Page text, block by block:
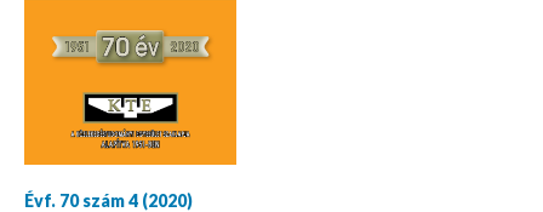
Évf. 70 szám 4 (2020)